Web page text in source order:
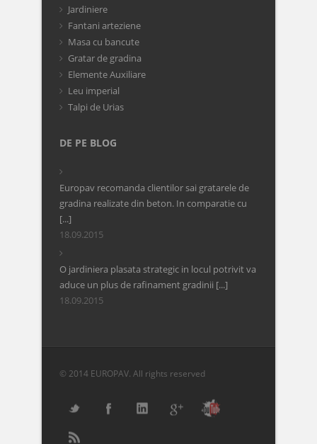
Jardiniere
Fantani arteziene
Masa cu bancute
Gratar de gradina
Elemente Auxiliare
Leu imperial
Talpi de Urias
DE PE BLOG
Europav recomanda clientilor sai gratarele de
gradina realizate din beton. In comparatie cu
[...]
18.09.2015
O jardiniera plasata strategic in locul potrivit va
aduce un plus de rafinament gradinii [...]
18.09.2015
© 2014 EUROPAV. All rights reserved